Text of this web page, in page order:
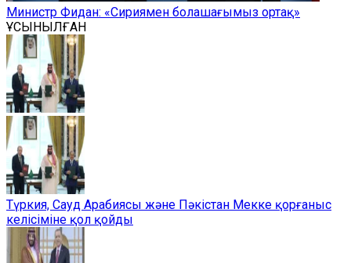
Министр Фидан: «Сириямен болашағымыз ортақ»
ҰСЫНЫЛҒАН
Түркия, Сауд Арабиясы және Пәкістан Мекке қорғаныс
келісіміне қол қойды